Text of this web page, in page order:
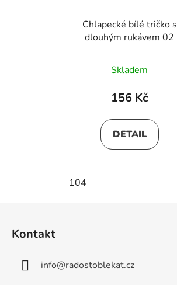
Chlapecké bílé tričko s
dlouhým rukávem 02
Skladem
156 Kč
DETAIL
104
Kontakt
info@radostoblekat.cz